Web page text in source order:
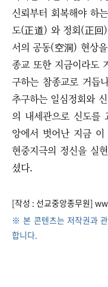
신뢰부터 회복해야 하
도(正道) 와 정회(正回)
서의 공동(空洞) 현상
종교 또한 지금이라도
구하는 참종교로 거듭
추구하는 일심정회와
의 내세관으로 신도를
앙에서 벗어난 지금
현중지극의 정신을 실
셨다.
[작성 : 선교중앙종무원]
※ 본 콘텐츠는 저작권과
합니다.